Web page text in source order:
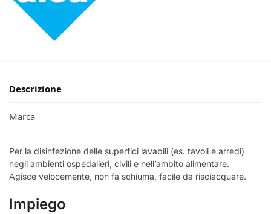
Descrizione
Marca
Per la disinfezione delle superfici lavabili (es. tavoli e arredi)
negli ambienti ospedalieri, civili e nell’ambito alimentare.
Agisce velocemente, non fa schiuma, facile da risciacquare.
Impiego